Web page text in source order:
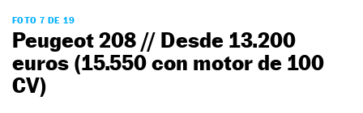
FOTO 7 DE 19
Peugeot 208 // Desde 13.200
euros (15.550 con motor de 100
CV)